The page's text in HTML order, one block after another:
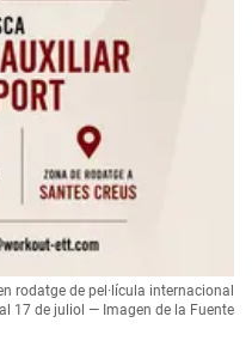
rodatge de pel·lícula internacional
17 de juliol — Imagen de la Fuente